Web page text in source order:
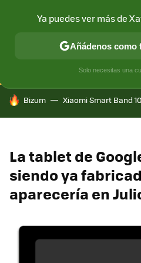
CONECTIVIDAD MÓVIL Y
HOY SE HABLA DE
Bizum Xiaomi Smart Band 10
La tablet de
siendo ya
aparecería en
Ya puedes ver más de
Añádenos como
Solo necesitas una